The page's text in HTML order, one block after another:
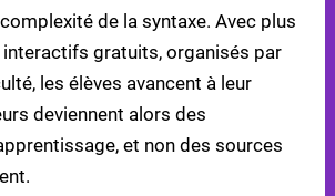
de la syntaxe. Avec plus
gratuits, organisés par
les élèves avancent à leur
deviennent alors des
et non des sources